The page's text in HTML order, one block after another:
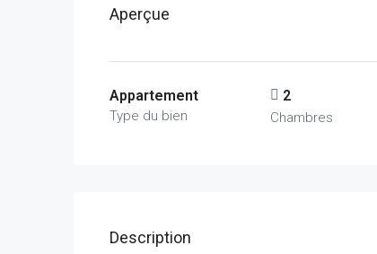
Aperçue
Appartement
Type du bien
2
Chambres
Description